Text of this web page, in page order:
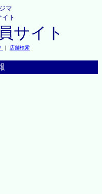
マ
ト
サイト
｜ 店舗検索